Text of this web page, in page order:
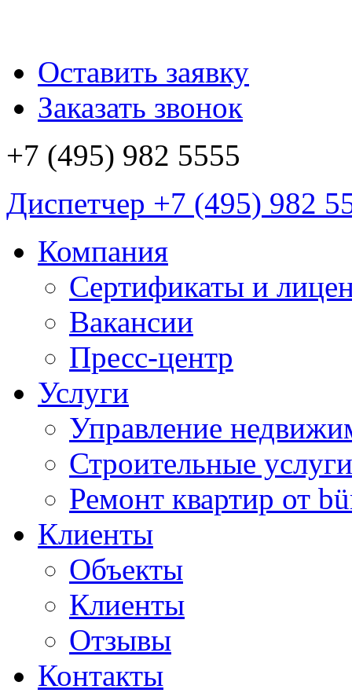
Оставить заявку
Заказать звонок
+7 (495) 982 5555
Диспетчер +7 (495) 982
Компания
Сертификаты и
Вакансии
Пресс-центр
Услуги
Управление
Строительные услуги
Ремонт квартир от
Клиенты
Объекты
Клиенты
Отзывы
Контакты